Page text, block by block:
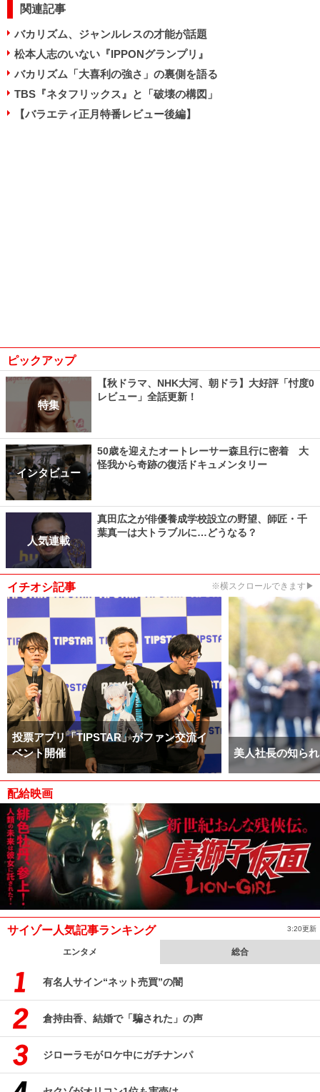
関連記事
バカリズム、ジャンルレスの才能が話題
松本人志のいない『IPPONグランプリ』
バカリズム「大喜利の強さ」の裏側を語る
TBS『ネタフリックス』と「破壊の構図」
【バラエティ正月特番レビュー後編】
ピックアップ
特集
【秋ドラマ、NHK大河、朝ドラ】大好評「忖度0
レビュー」全話更新！
インタビュー
50歳を迎えたオートレーサー森且行に密着 大
怪我から奇跡の復活ドキュメンタリー
人気連載
真田広之が俳優養成学校設立の野望、師匠・千
葉真一は大トラブルに…どうなる？
イチオシ記事 ※横スクロールできます▶
投票アプリ「TIPSTAR」がファン交流イ
ベント開催
美人社長の知ら
配給映画
サイゾー人気記事ランキング 3:20更新
エンタメ 総合
有名人サイン“ネット売買”の闇
倉持由香、結婚で「騙された」の声
ジローラモがロケ中にガチナンパ